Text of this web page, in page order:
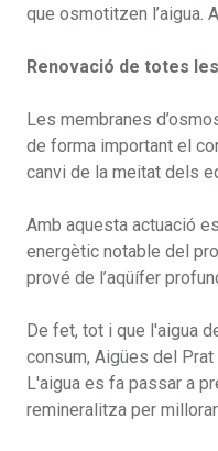
que osmotitzen l’aigua.
Renovació de totes
Les membranes
de forma important el
canvi de la meitat dels
Amb aquesta actuació
energètic notable del
prové de l’aqüífer
De fet, tot i que l'aigua
consum, Aigües del
L'aigua es fa passar a
remineralitza per